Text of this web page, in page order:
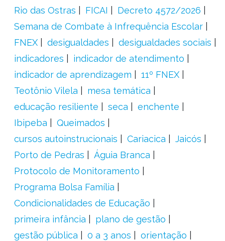
Rio das Ostras
FICAI
Decreto 4572/2026
Semana de Combate à Infrequência Escolar
FNEX
desigualdades
desigualdades sociais
indicadores
indicador de atendimento
indicador de aprendizagem
11º FNEX
Teotônio Vilela
mesa temática
educação resiliente
seca
enchente
Ibipeba
Queimados
cursos autoinstrucionais
Cariacica
Jaicós
Porto de Pedras
Águia Branca
Protocolo de Monitoramento
Programa Bolsa Família
Condicionalidades de Educação
primeira infância
plano de gestão
gestão pública
0 a 3 anos
orientação